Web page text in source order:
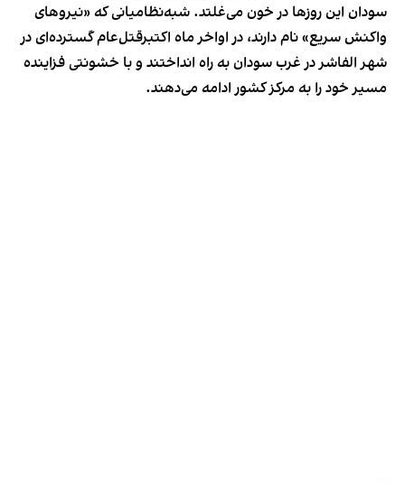
سودان این روزها در خون می‌غلتد. شبه‌نظامیانی که «نیرو‌های
واکنش سریع» نام دارند، در اواخر ماه اکتبرقتل‌عام گسترده‌ای در
شهر الفاشر در غرب سودان به راه انداختند و با خشونتی فزاینده
مسیر خود را به مرکز کشور ادامه می‌دهند.